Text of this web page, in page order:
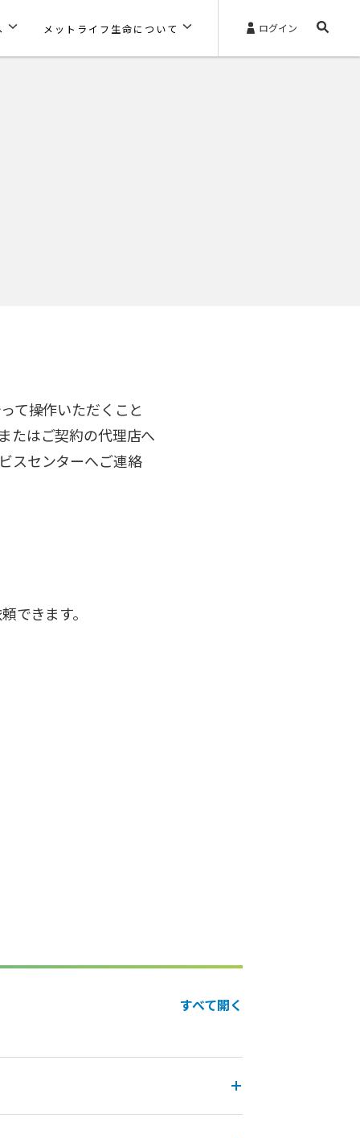
メットライフ生命について ログイン
て操作いただくこと
たはご契約の代理店へ
スセンターへご連絡
できます。
すべて開く